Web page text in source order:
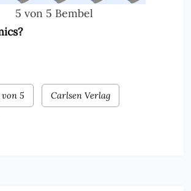
5 von 5 Bembel
von 5 Carlsen Verlag